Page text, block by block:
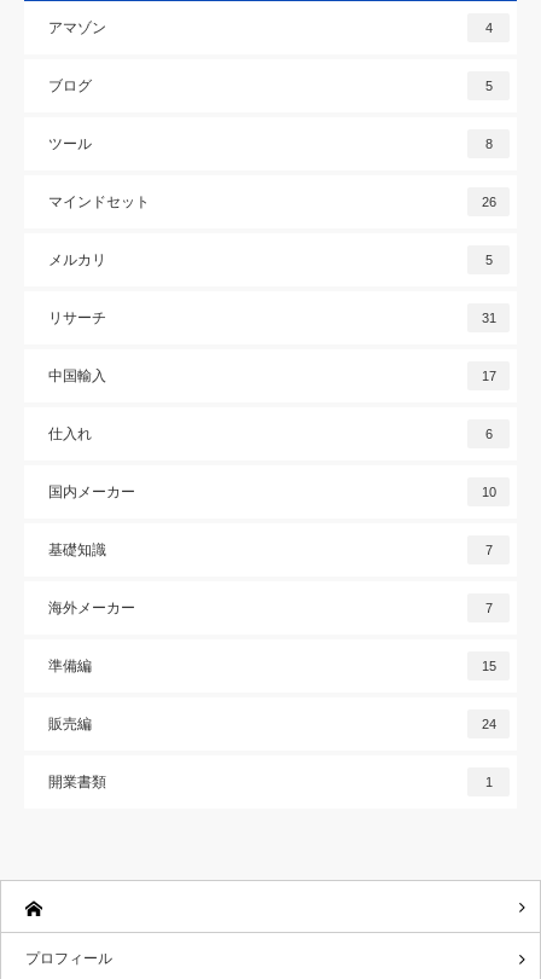
アマゾン 4
ブログ 5
ツール 8
マインドセット 26
メルカリ 5
リサーチ 31
中国輸入 17
仕入れ 6
国内メーカー 10
基礎知識 7
海外メーカー 7
準備編 15
販売編 24
開業書類 1
プロフィール